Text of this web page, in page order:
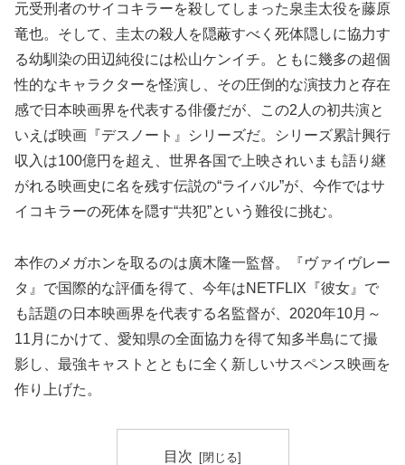
元受刑者のサイコキラーを殺してしまった泉圭太役を藤原
竜也。そして、圭太の殺人を隠蔽すべく死体隠しに協力す
る幼馴染の田辺純役には松山ケンイチ。ともに幾多の超個
性的なキャラクターを怪演し、その圧倒的な演技力と存在
感で日本映画界を代表する俳優だが、この2人の初共演と
いえば映画『デスノート』シリーズだ。シリーズ累計興行
収入は100億円を超え、世界各国で上映されいまも語り継
がれる映画史に名を残す伝説の“ライバル”が、今作ではサ
イコキラーの死体を隠す“共犯”という難役に挑む。
本作のメガホンを取るのは廣木隆一監督。『ヴァイヴレー
タ』で国際的な評価を得て、今年はNETFLIX『彼女』で
も話題の日本映画界を代表する名監督が、2020年10月～
11月にかけて、愛知県の全面協力を得て知多半島にて撮
影し、最強キャストとともに全く新しいサスペンス映画を
作り上げた。
目次